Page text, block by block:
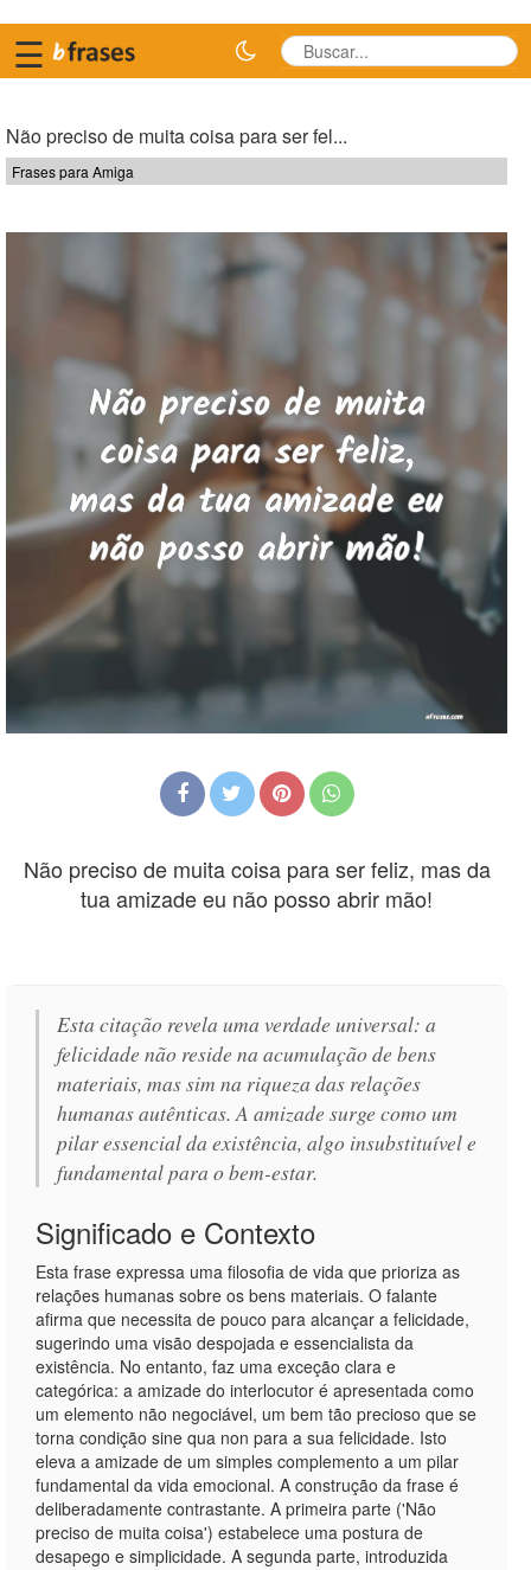
☰
Não preciso de muita coisa para ser fel...
Frases para Amiga
Não preciso de muita coisa para ser feliz, mas da
tua amizade eu não posso abrir mão!
Esta citação revela uma verdade universal: a
felicidade não reside na acumulação de bens
materiais, mas sim na riqueza das relações
humanas autênticas. A amizade surge como um
pilar essencial da existência, algo insubstituível e
fundamental para o bem-estar.
Significado e Contexto
Esta frase expressa uma filosofia de vida que prioriza as
relações humanas sobre os bens materiais. O falante
afirma que necessita de pouco para alcançar a felicidade,
sugerindo uma visão despojada e essencialista da
existência. No entanto, faz uma exceção clara e
categórica: a amizade do interlocutor é apresentada como
um elemento não negociável, um bem tão precioso que se
torna condição sine qua non para a sua felicidade. Isto
eleva a amizade de um simples complemento a um pilar
fundamental da vida emocional. A construção da frase é
deliberadamente contrastante. A primeira parte ('Não
preciso de muita coisa') estabelece uma postura de
desapego e simplicidade. A segunda parte, introduzida